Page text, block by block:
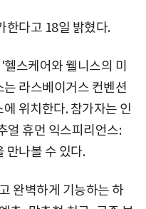
한다고 18일 밝혔다.
스케어와 웰니스의 미
라스베이거스 컨벤션
위치한다. 참가자는 인
얼 휴먼 익스피리언스:
만나볼 수 있다.
완벽하게 기능하는 하